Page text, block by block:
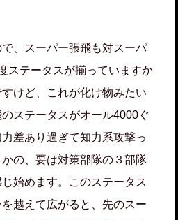
、スーパー張飛も対スーパ
ステータスが揃っていますか
けど、これが化け物みたい
ステータスがオール4000ぐ
差あり過ぎて知力系攻撃っ
の、要は対策部隊の３部隊
始めます。このステータス
越えて広がると、先のスー